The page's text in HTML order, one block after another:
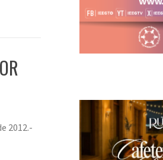
2012.-